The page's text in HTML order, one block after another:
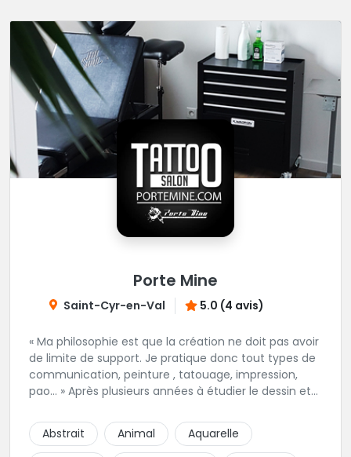
Porte Mine
Saint-Cyr-en-Val 5.0 (4 avis)
« Ma philosophie est que la création ne doit pas avoir
de limite de support. Je pratique donc tout types de
communication, peinture , tatouage, impression,
pao… » Après plusieurs années à étudier le dessin et
salon. Dans le respect des règles d’hygiènes, Nicolas
vous conseille, réalise vos dessins et tatouage pour
Abstrait Animal
Aquarelle